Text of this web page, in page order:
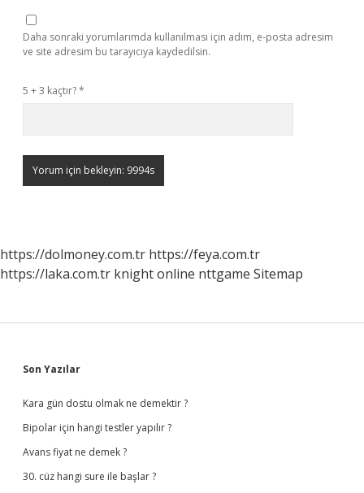
Daha sonraki yorumlarımda kullanılması için adım, e-posta adresim
ve site adresim bu tarayıcıya kaydedilsin.
5 + 3 kaçtır?*
https://dolmoney.com.tr https://feya.com.tr
https://laka.com.tr knight online nttgame Sitemap
Sidebar
Son Yazılar
Kara gün dostu olmak ne demektir ?
Bipolar için hangi testler yapılır ?
Avans fiyat ne demek ?
30. cüz hangi sure ile başlar ?